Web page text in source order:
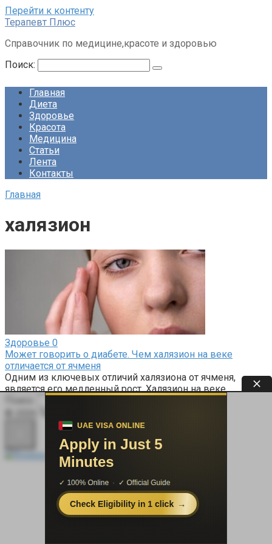
Перейти к контенту
Терапевт Плюс
Справочник по медицине,красоте и здоровью
Поиск:
Главная
Диета
Здоровье
Красота
Медицина
Статьи
Лента
Контакты
Главная
халязион
Здоровье 0
Может говорить о диабете. Чем халязион на веке
отличается от ячменя
Одним из ключевых отличий халязиона от ячменя,
является его медленный рост. Халязион на веке
Поиск: